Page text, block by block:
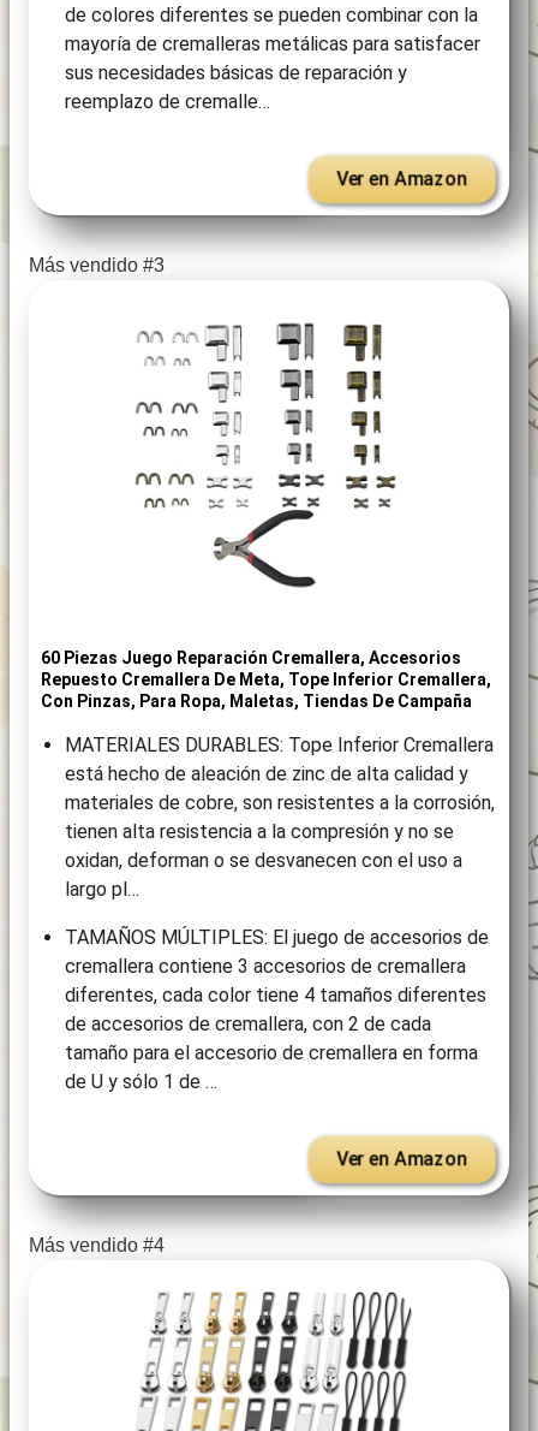
de colores diferentes se pueden combinar con la
mayoría de cremalleras metálicas para satisfacer
sus necesidades básicas de reparación y
reemplazo de cremalle…
Ver en Amazon
Más vendido #3
60 Piezas Juego Reparación Cremallera, Accesorios
Repuesto Cremallera De Meta, Tope Inferior Cremallera,
Con Pinzas, Para Ropa, Maletas, Tiendas De Campaña
MATERIALES DURABLES: Tope Inferior Cremallera
está hecho de aleación de zinc de alta calidad y
materiales de cobre, son resistentes a la corrosión,
tienen alta resistencia a la compresión y no se
oxidan, deforman o se desvanecen con el uso a
largo pl…
TAMAÑOS MÚLTIPLES: El juego de accesorios de
cremallera contiene 3 accesorios de cremallera
diferentes, cada color tiene 4 tamaños diferentes
de accesorios de cremallera, con 2 de cada
tamaño para el accesorio de cremallera en forma
de U y sólo 1 de …
Ver en Amazon
Más vendido #4